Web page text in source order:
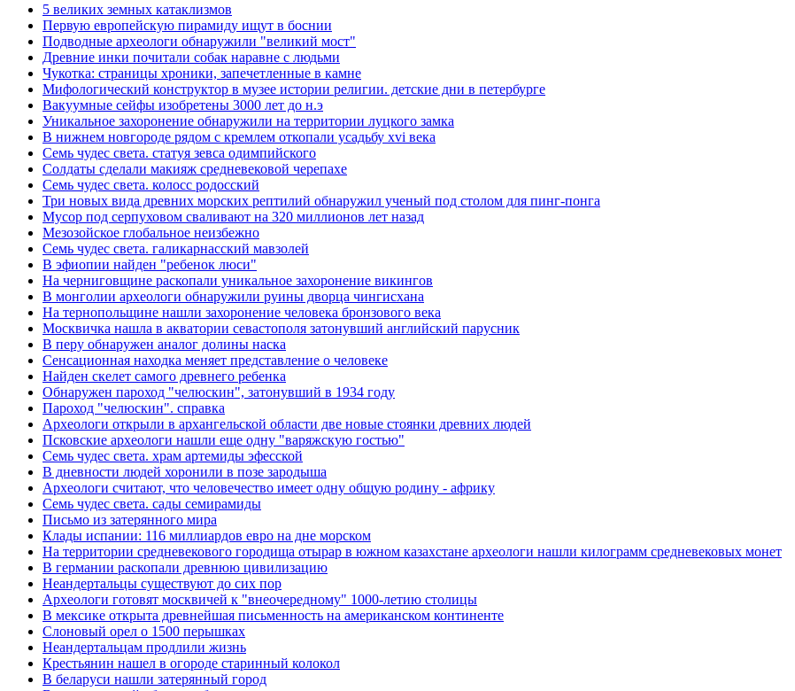
5 великих земных катаклизмов
Первую европейскую пирамиду ищут в боснии
Подводные археологи обнаружили "великий мост"
Древние инки почитали собак наравне с людьми
Чукотка: страницы хроники, запечетленные в камне
Мифологический конструктор в музее истории религии. детские дни в петербурге
Вакуумные сейфы изобретены 3000 лет до н.э
Уникальное захоронение обнаружили на территории луцкого замка
В нижнем новгороде рядом с кремлем откопали усадьбу xvi века
Семь чудес света. статуя зевса одимпийского
Солдаты сделали макияж средневековой черепахе
Семь чудес света. колосс родосский
Три новых вида древних морских рептилий обнаружил ученый под столом для пинг-понга
Мусор под cерпуховом сваливают на 320 миллионов лет назад
Мезозойское глобальное неизбежно
Семь чудес света. галикарнасский мавзолей
В эфиопии найден "ребенок люси"
На черниговщине раскопали уникальное захоронение викингов
В монголии археологи обнаружили руины дворца чингисхана
На тернопольщине нашли захоронение человека бронзового века
Москвичка нашла в акватории севастополя затонувший английский парусник
В перу обнаружен аналог долины наска
Сенсационная находка меняет представление о человеке
Найден скелет самого древнего ребенка
Обнаружен пароход "челюскин", затонувший в 1934 году
Пароход "челюскин". справка
Археологи открыли в архангельской области две новые стоянки древних людей
Псковские археологи нашли еще одну "варяжскую гостью"
Семь чудес света. храм артемиды эфесской
В дневности людей хоронили в позе зародыша
Археологи считают, что человечество имеет одну общую родину - африку
Семь чудес света. сады семирамиды
Письмо из затерянного мира
Клады испании: 116 миллиардов евро на дне морском
На территории средневекового городища отырар в южном казахстане археологи нашли килограмм средневековых монет
В германии раскопали древнюю цивилизацию
Неандертальцы существуют до сих пор
Археологи готовят москвичей к "внеочередному" 1000-летию столицы
В мексике открыта древнейшая письменность на американском континенте
Слоновый орел о 1500 перышках
Неандертальцам продлили жизнь
Крестьянин нашел в огороде старинный колокол
В беларуси нашли затерянный город